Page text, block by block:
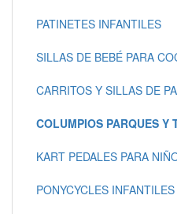
PATINETES INFANTILES
SILLAS DE BEBÉ PARA
CARRITOS Y SILLAS DE
COLUMPIOS PARQUES Y
KART PEDALES PARA
PONYCYCLES INFANTILES